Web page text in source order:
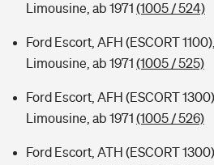
Limousine, ab 1971 (1005 / 524)
Ford Escort, AFH (ESCORT
Limousine, ab 1971 (1005 / 525)
Ford Escort, AFH (ESCORT
Limousine, ab 1971 (1005 / 526)
Ford Escort, ATH (ESCORT